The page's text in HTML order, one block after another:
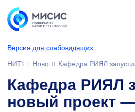
Версия для слабовидящих
НИТУ МИСИС
НовостиКафедра РИЯЛ
Кафедра РИЯЛ
новый проект